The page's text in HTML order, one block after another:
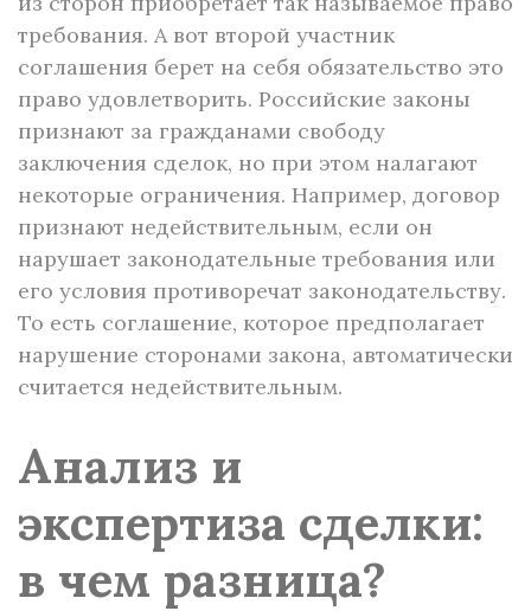
требования. А вот второй участник
соглашения берет на себя обязательство это
право удовлетворить. Российские законы
признают за гражданами свободу
заключения сделок, но при этом налагают
некоторые ограничения. Например, договор
признают недействительным, если он
нарушает законодательные требования или
его условия противоречат законодательству.
То есть соглашение, которое предполагает
нарушение сторонами закона, автоматически
считается недействительным.
Анализ и
экспертиза сделки:
в чем разница?